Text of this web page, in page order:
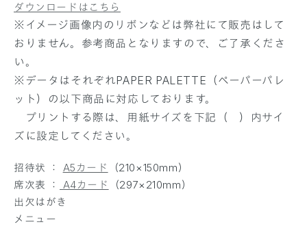
ダウンロードはこちら
※イメージ画像内のリボンなどは弊社にて販売はして
おりません。参考商品となりますので、ご了承くださ
い。
※データはそれぞれPAPER PALETTE（ペーパーパレ
ット）の以下商品に対応しております。
プリントする際は、用紙サイズを下記（ ）内サイ
ズに設定してください。
招待状 ： A5カード
（210×150mm）
席次表 ：
A4カード
（297×210mm）
出欠はがき
メニュー